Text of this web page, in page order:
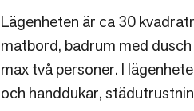
Lägenheten är ca 30
matbord, badrum med
max två personer. I
och handdukar,